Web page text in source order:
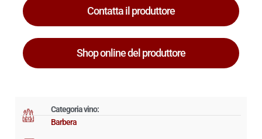
Categoria vino:
Barbera
Contatta il produttore
Shop online del produttore